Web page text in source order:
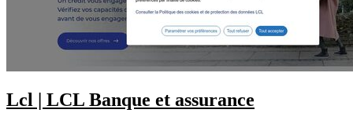
Lcl | LCL Banque et assurance